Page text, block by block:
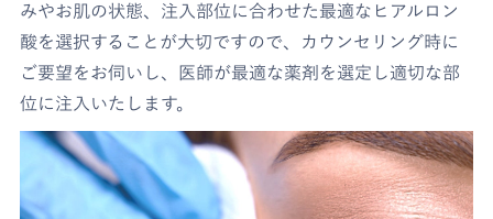
みやお肌の状態、注入部位に合わせた最適なヒアルロン
酸を選択することが大切ですので、カウンセリング時に
ご要望をお伺いし、医師が最適な薬剤を選定し適切な部
位に注入いたします。